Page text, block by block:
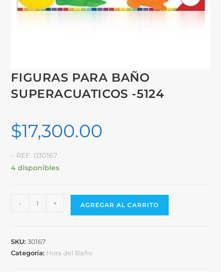
FIGURAS PARA BAÑO
SUPERACUATICOS -5124
$17,300.00
– REF. 030167
4 disponibles
- + AGREGAR AL CARRITO
SKU:30167
Categoría: Hora del Baño